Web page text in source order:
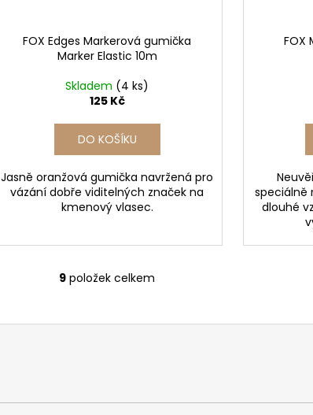
FOX Edges Markerová gumička
Marker Elastic 10m
Skladem (4 ks)
125 Kč
DO KOŠÍKU
Jasně oranžová gumička navržená pro
vázání dobře viditelných značek na
kmenový vlasec.
FOX
speciálně
dlouhé
O
l
í
9 položek celkem